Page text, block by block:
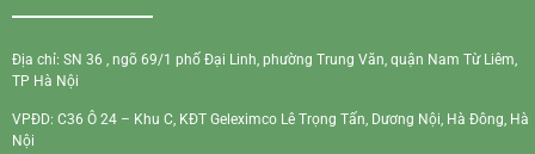
Địa chỉ: SN 36 , ngõ 69/1 phố Đại Linh, phường Trung Văn, quận Nam Từ Liêm,
TP Hà Nội
VPĐD: C36 Ô 24 – Khu C, KĐT Geleximco Lê Trọng Tấn, Dương Nội, Hà Đông, Hà
Nội